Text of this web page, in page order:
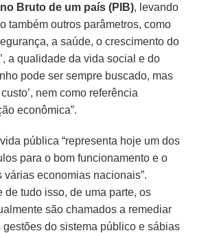
Bruto de um país (PIB), levando
também outros parâmetros, como
a saúde, o crescimento do
’, a qualidade da vida social e do
pode ser sempre buscado, mas
nem como referência
econômica”.
pública “representa hoje um dos
para o bom funcionamento e o
várias economias nacionais”.
de tudo isso, de uma parte, os
são chamados a remediar
gestões do sistema público e sábias